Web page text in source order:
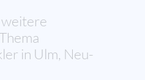
weitere
in Ulm, Neu-